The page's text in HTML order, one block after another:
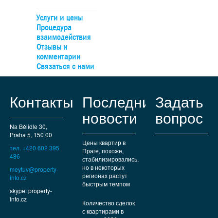
Услуги и цены
Процедура
взаимодействия
Отзывы и
комментарии
Связаться с нами
Контакты
Na Bělidle 30,
Praha 5, 150 00
тел. +420 602 395
486
meytuv@property-
info.cz
skype: property-
info.cz
Последние
новости
Цены квартир в
Праге, похоже,
стабилизировались,
но в некоторых
регионах растут
быстрым темпом
Количество сделок
с квартирами в
Задать
вопрос